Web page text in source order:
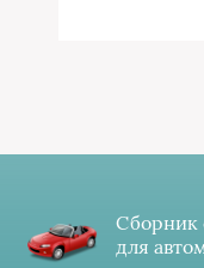
Сборник
для